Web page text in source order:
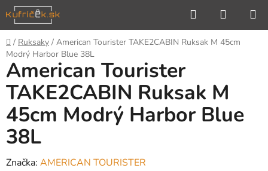
Prejsť
na
obsah
Hľadať
KOŠÍK
Domov
/ Ruksaky / American Tourister TAKE2CABIN Ruksak M 45cm
Modrý Harbor Blue 38L
American Tourister
TAKE2CABIN Ruksak M
45cm Modrý Harbor Blue
38L
Značka: AMERICAN TOURISTER